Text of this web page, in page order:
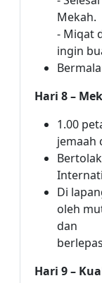
Mekah.
- Miqat
ingin
Hari 8 –
1.00
jemaah
Di
oleh
dan
Hari 9 –